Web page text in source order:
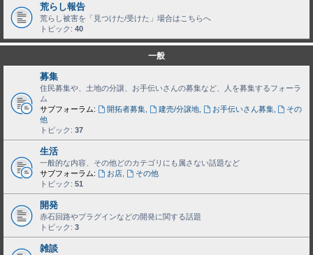
荒らし報告
荒らし被害を「見つけた/受けた」場合はこちらへ
トピック: 40
一般
募集
住民募集や、土地の分譲、お手伝いさんの募集など、人を募集するフォーラ
ム
サブフォーラム:
開拓者募集, 建売/分譲地, お手伝いさん募集,
その
他
トピック: 37
生活
一般的な内容、その他どのカテゴリにも属さない話題など
サブフォーラム:
お店,
その他
トピック: 51
開発
赤石回路やプラグインなどの開発に関する話題
トピック: 3
雑談